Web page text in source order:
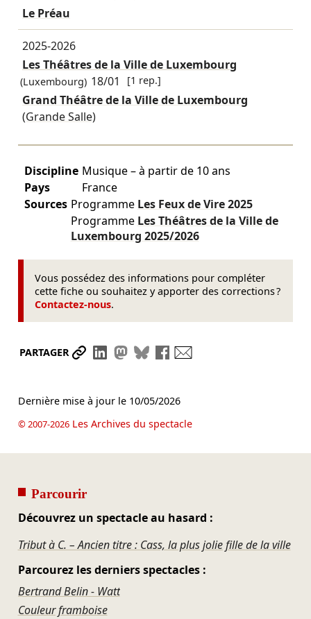
Le Préau
2025-2026
Les Théâtres de la Ville de Luxembourg
(Luxembourg) 18/01 [1 rep.]
Grand Théâtre de la Ville de Luxembourg
(Grande Salle)
Discipline Musique – à partir de 10 ans
Pays
France
Sources Programme Les Feux de Vire2025
Programme Les Théâtres de la Ville de
Luxembourg 2025/2026
Vous possédez des informations pour compléter
cette fiche ou souhaitez y apporter des corrections ?
Contactez-nous.
PARTAGER Partager le lien
Partager sur LinkedIn
Partager sur Mastodon
Partager sur Bluesky
Partager sur Facebook
Dernière mise à jour le 10/05/2026
© 2007-2026Les Archives du spectacle
Parcourir
Découvrez un spectacle au hasard :
Tribut à C. – Ancien titre : Cass, la plus jolie fille de la ville
Parcourez les derniers spectacles :
Bertrand Belin - Watt
Couleur framboise